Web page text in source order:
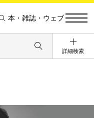
本・雑誌・ウェブ
詳細検索